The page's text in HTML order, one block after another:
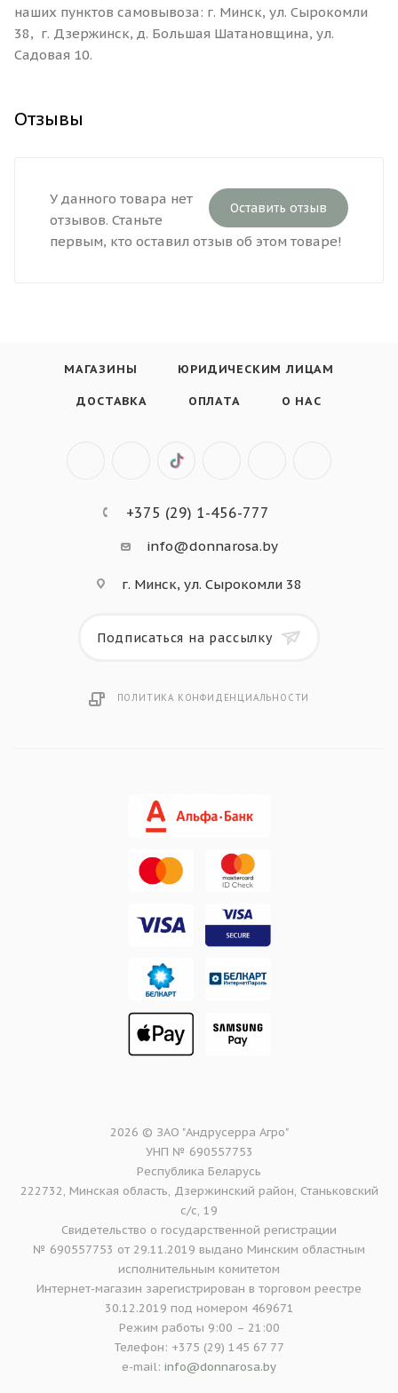
наших пунктов самовывоза: г. Минск, ул. Сырокомли
38, г. Дзержинск, д. Большая Шатановщина, ул.
Садовая 10.
Отзывы
Оставить отзыв
У данного товара нет
отзывов. Станьте
первым, кто оставил отзыв об этом товаре!
МАГАЗИНЫ ЮРИДИЧЕСКИМ ЛИЦАМ
ДОСТАВКА ОПЛАТА О НАС
+375 (29) 1-456-777
info@donnarosa.by
г. Минск, ул. Сырокомли 38
Подписаться на рассылку
ПОЛИТИКА КОНФИДЕНЦИАЛЬНОСТИ
2026 © ЗАО "Андрусерра Агро"
УНП № 690557753
Республика Беларусь
222732, Минская область, Дзержинский район, Станьковский
с/с, 19
Свидетельство о государственной регистрации
№ 690557753 от 29.11.2019 выдано Минским областным
исполнительным комитетом
Интернет-магазин зарегистрирован в торговом реестре
30.12.2019 под номером 469671
Режим работы 9:00 – 21:00
Телефон: +375 (29) 145 67 77
e-mail: info@donnarosa.by